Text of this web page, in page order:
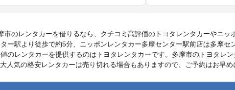
のレンタカーを借りるなら、クチコミ高評価のトヨタレンタカーやニッ
ー駅より徒歩で約5分、ニッポンレンタカー多摩センター駅前店は多摩セ
のレンタカーを提供するのはトヨタレンタカーです。多摩市のトヨタレ
気の格安レンタカーは売り切れる場合もありますので、ご予約はお早め